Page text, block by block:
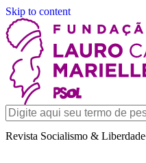
Skip to content
Revista Socialismo & Liberdade